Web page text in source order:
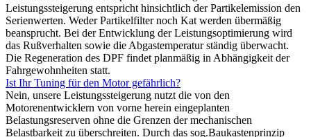
Leistungssteigerung entspricht hinsichtlich der Partikelemission den
Serienwerten. Weder Partikelfilter noch Kat werden übermäßig
beansprucht. Bei der Entwicklung der Leistungsoptimierung wird
das Rußverhalten sowie die Abgastemperatur ständig überwacht.
Die Regeneration des DPF findet planmäßig in Abhängigkeit der
Fahrgewohnheiten statt.
Ist Ihr Tuning für den Motor gefährlich?
Nein, unsere Leistungssteigerung nutzt die von den
Motorenentwicklern von vorne herein eingeplanten
Belastungsreserven ohne die Grenzen der mechanischen
Belastbarkeit zu überschreiten. Durch das sog.Baukastenprinzip